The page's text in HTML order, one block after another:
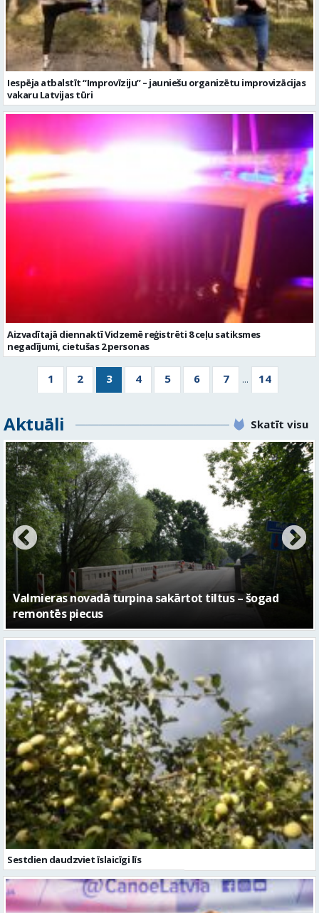
Iespēja atbalstīt “Improvīziju” – jauniešu organizētu improvizācijas
vakaru Latvijas tūri
Aizvadītajā diennaktī Vidzemē reģistrēti 8 ceļu satiksmes
negadījumi, cietušas 2 personas
1 2 3 4 5 6 7 ... 14
Aktuāli Skatīt visu
No pagaidu teātra līdz laikmetīgās kultūras centram
– kā attīstīsies “Kurtuve”
Sestdien daudzviet īslaicīgi līs